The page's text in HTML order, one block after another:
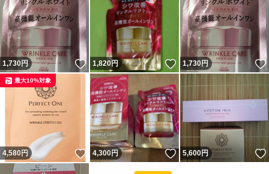
注意事項
円滑にお取引をするために是非ご協力ください。
「必ず商品説明、注意事項、発送明細」を「必ず」お読み
になってからご入札をお願い致します。入札されました時
点で注意事項、発送詳細を了承したものといたしますので
予めご了承ください。
以下は防衛手段として記載致しますがが常識の範囲内でお
取引していただくためのお約束事であり、ある程度の事は
1,730円 いいね！
1,820円 いいね！
1,730円
4,580円 いいね！
最大10%対象
4,300円 いいね！
5,600円